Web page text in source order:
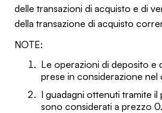
delle transazioni di acquisto e di
della transazione di acquisto
NOTE:
Le operazioni di deposito e
prese in considerazione nel
I guadagni ottenuti tramite il
sono considerati a prezzo 0.